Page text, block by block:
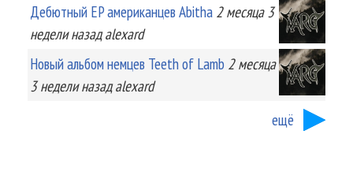
Дебютный EP американцев Abitha 2 месяца 3
неделиназад alexard
Новый альбом немцев Teeth of Lamb 2 месяца
3 неделиназад alexard
ещё